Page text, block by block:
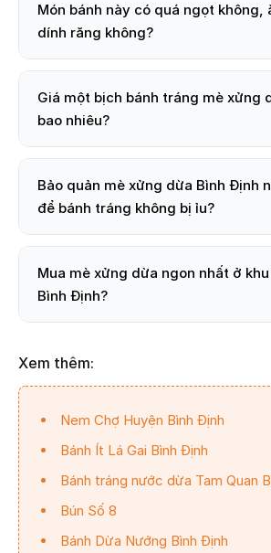
Món bánh này có quá ngọt không,
dính răng không?
Giá một bịch bánh tráng mè xửng
bao nhiêu?
Bảo quản mè xửng dừa Bình Định
để bánh tráng không bị ỉu?
Mua mè xửng dừa ngon nhất ở
Bình Định?
Xem thêm:
Nem Chợ Huyện Bình Định
Bánh Ít Lá Gai Bình Định
Bánh tráng nước dừa Tam Quan
Bún Số 8
Bánh Dừa Nướng Bình Định